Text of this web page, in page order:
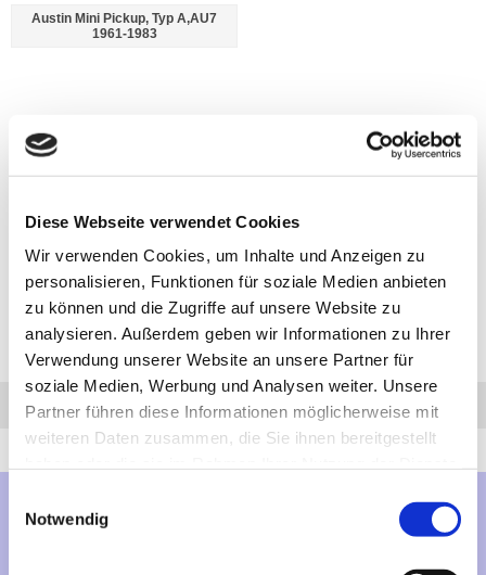
Diese Webseite verwendet Cookies
Wir verwenden Cookies, um Inhalte und Anzeigen zu
personalisieren, Funktionen für soziale Medien anbieten
zu können und die Zugriffe auf unsere Website zu
analysieren. Außerdem geben wir Informationen zu Ihrer
Verwendung unserer Website an unsere Partner für
soziale Medien, Werbung und Analysen weiter. Unsere
Partner führen diese Informationen möglicherweise mit
weiteren Daten zusammen, die Sie ihnen bereitgestellt
Notwendig
Austin Mini Pickup, Typ A,AU7
1961-1983
Anfrage Anrufen AHK-Finder
Mehr über...